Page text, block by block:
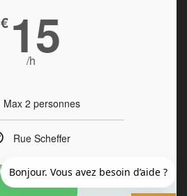
€ 15
/h
Max 2 personnes
Rue Scheffer
Je réserve